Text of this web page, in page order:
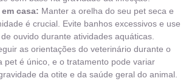
casa: Manter a orelha do seu pet seca e
é crucial. Evite banhos excessivos e use
ouvido durante atividades aquáticas.
as orientações do veterinário durante o
pet é único, e o tratamento pode variar
da otite e da saúde geral do animal.